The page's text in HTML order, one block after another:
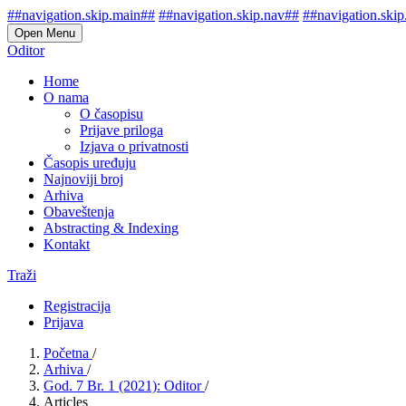
##navigation.skip.main## ##navigation.skip.nav##
Open Menu
Oditor
Home
O nama
O časopisu
Prijave priloga
Izjava o privatnosti
Časopis uređuju
Najnoviji broj
Arhiva
Obaveštenja
Abstracting & Indexing
Kontakt
Traži
Registracija
Prijava
Početna /
Arhiva /
God. 7 Br. 1 (2021): Oditor/
Articles